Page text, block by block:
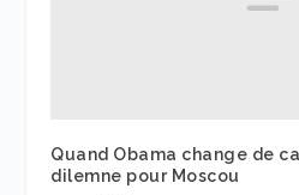
Quand Obama change de
dilemne pour Moscou